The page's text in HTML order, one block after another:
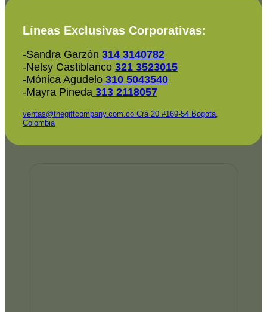
Líneas Exclusivas Corporativas:
-Sandra Garzón 314 3140782
-Nelsy Castiblanco 321 3523015
-Mónica Agudelo 310 5043540
-Mayra Pineda 313 2118057
ventas@thegiftcompany.com.co Cra 20 #169-54 Bogota,
Colombia